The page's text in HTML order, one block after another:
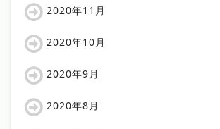
2020年11月
2020年10月
2020年9月
2020年8月